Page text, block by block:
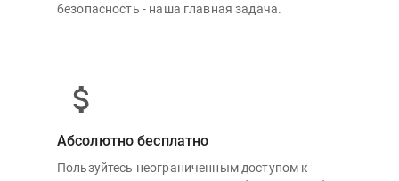
безопасность - наша главная задача.
Абсолютно бесплатно
Пользуйтесь неограниченным доступом к